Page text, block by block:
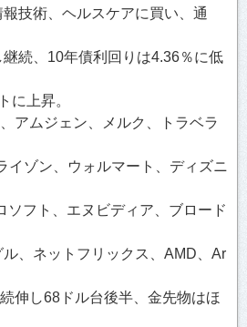
技術、ヘルスケアに買い、通
続、10年債利回りは4.36％に低
に上昇。
アムジェン、メルク、トラベラ
イゾン、ウォルマート、ディズニ
ソフト、エヌビディア、ブロード
ル、ネットフリックス、AMD、Ar
伸し68ドル台後半、金先物はほ